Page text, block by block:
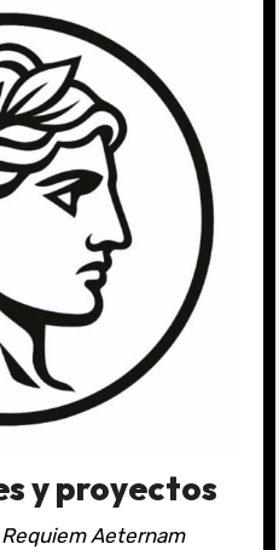
y proyectos
Requiem Aeternam